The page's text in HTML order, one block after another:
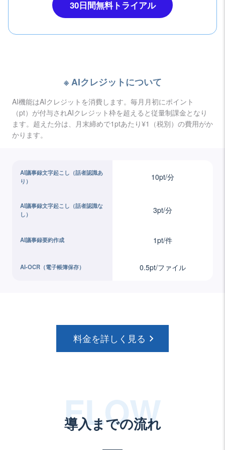
30日間無料トライアル
AIクレジットについて
AI機能はAIクレジットを消費します。毎月月初にポイント
（pt）が付与されAIクレジット枠を超えると従量制課金となり
ます。超えた分は、月末締めで1ptあたり¥1 （税別）の費用がか
かります。
AI議事録文字起こし（話者認識あ
り）
10pt/分
AI議事録文字起こし（話者認識な
し）
3pt/分
AI議事録要約作成 1pt/件
AI-OCR（電子帳簿保存） 0.5pt/ファイル
料金を詳しく見る
導入までの流れ